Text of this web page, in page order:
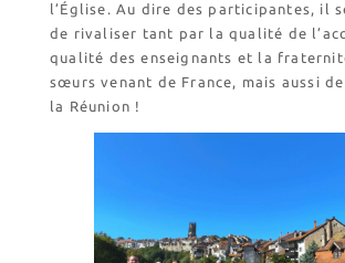
l’Église. Au dire des participantes, il
de rivaliser tant par la qualité de
qualité des enseignants et la
sœurs venant de France, mais aussi
la Réunion !